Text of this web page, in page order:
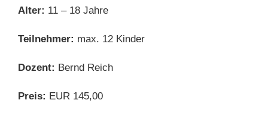
Alter: 11 – 18 Jahre
Teilnehmer: max. 12 Kinder
Dozent: Bernd Reich
Preis: EUR 145,00